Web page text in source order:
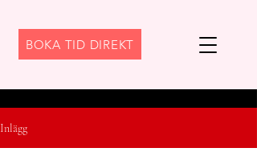
BOKA TID DIREKT
Inlägg